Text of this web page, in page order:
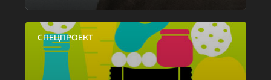
СПЕЦПРОЕКТ